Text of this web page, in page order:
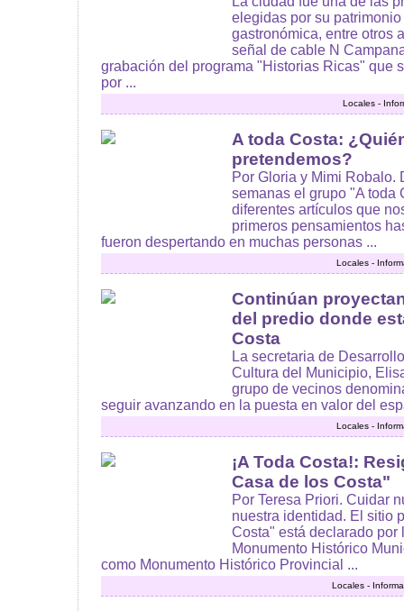
elegidas por su
gastronómica, entre otros
señal de cable N
grabación del programa "Historias Ricas" que
por ...
Locales -
A toda Costa:
pretendemos?
Por Gloria y Mimi Robalo.
semanas el grupo "A toda
diferentes artículos que
primeros pensamientos
fueron despertando en muchas personas ...
Locales -
Continúan
del predio donde
Costa
La secretaria de
Cultura del Municipio,
grupo de vecinos
seguir avanzando en la puesta en valor del
Locales -
¡A Toda Costa!:
Casa de los Costa"
Por Teresa Priori. Cuidar
nuestra identidad. El sitio
Costa" está declarado por
Monumento Histórico
como Monumento Histórico Provincial ...
Locales -